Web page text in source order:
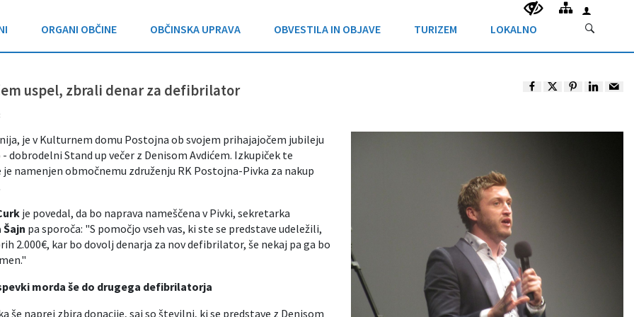
ORGANI OBČINE OBČINSKA UPRAVA OBVESTILA IN OBJAVE TURIZEM LOKALNO
uspel, zbrali denar za defibrilator
je v Kulturnem domu Postojna ob svojem prihajajočem jubileju
dobrodelni Stand up večer z Denisom Avdićem. Izkupiček te
namenjen območnemu združenju RK Postojna-Pivka za nakup
je povedal, da bo naprava nameščena v Pivki, sekretarka
pa sporoča: "S pomočjo vseh vas, ki ste se predstave udeležili,
2.000€, kar bo dovolj denarja za nov defibrilator, še nekaj pa ga bo
morda še do drugega defibrilatorja
še naprej zbira donacije, saj so številni, ki se predstave z Denisom